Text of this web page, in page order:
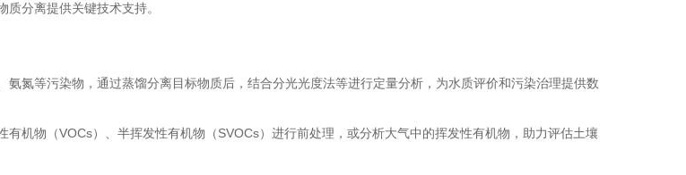
分离提供关键技术支持。
氨氮等污染物，通过蒸馏分离目标物质后，结合分光光度法等进行定量分析，为水质评价和污染治理提供数
有机物（VOCs）、半挥发性有机物（SVOCs）进行前处理，或分析大气中的挥发性有机物，助力评估土壤